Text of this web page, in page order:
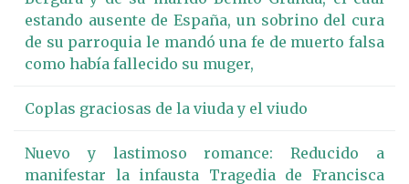
estando ausente de España, un sobrino del cura
de su parroquia le mandó una fe de muerto falsa
como había fallecido su muger,
Coplas graciosas de la viuda y el viudo
Nuevo y lastimoso romance: Reducido a
manifestar la infausta Tragedia de Francisca